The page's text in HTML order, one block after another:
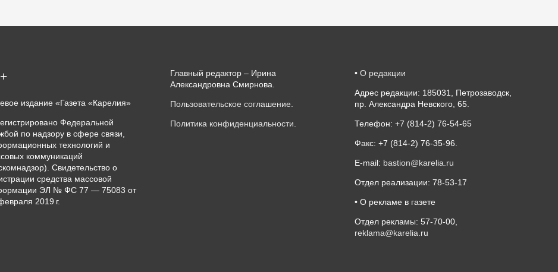
издание «Газета «Карелия»
Федеральной
по надзору в сфере связи,
технологий и
коммуникаций
Свидетельство о
средства массовой
ЭЛ № ФС 77 — 75083 от
2019 г.
Главный редактор – Ирина
Александровна Смирнова.
Пользовательское соглашение
Политика конфиденциальности
• О редакции
Адрес редакции: 185031, Петрозаводск,
пр. Александра Невского, 65.
Телефон: +7 (814-2) 76-54-65
Факс: +7 (814-2) 76-35-96.
E-mail: bastion@karelia.ru
Отдел реализации: 78-53-17
• О рекламе в газете
Отдел рекламы: 57-70-00,
reklama@karelia.ru